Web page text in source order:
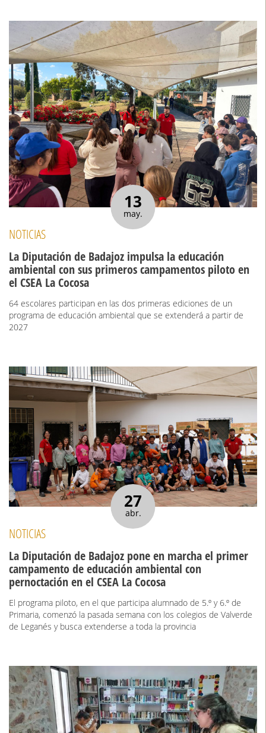
13
may.
NOTICIAS
La Diputación de Badajoz impulsa la educación
ambiental con sus primeros campamentos piloto en
el CSEA La Cocosa
64 escolares participan en las dos primeras ediciones de un
programa de educación ambiental que se extenderá a partir de
2027
27
abr.
NOTICIAS
La Diputación de Badajoz pone en marcha el primer
campamento de educación ambiental con
pernoctación en el CSEA La Cocosa
El programa piloto, en el que participa alumnado de 5.º y 6.º de
Primaria, comenzó la pasada semana con los colegios de Valverde
de Leganés y busca extenderse a toda la provincia